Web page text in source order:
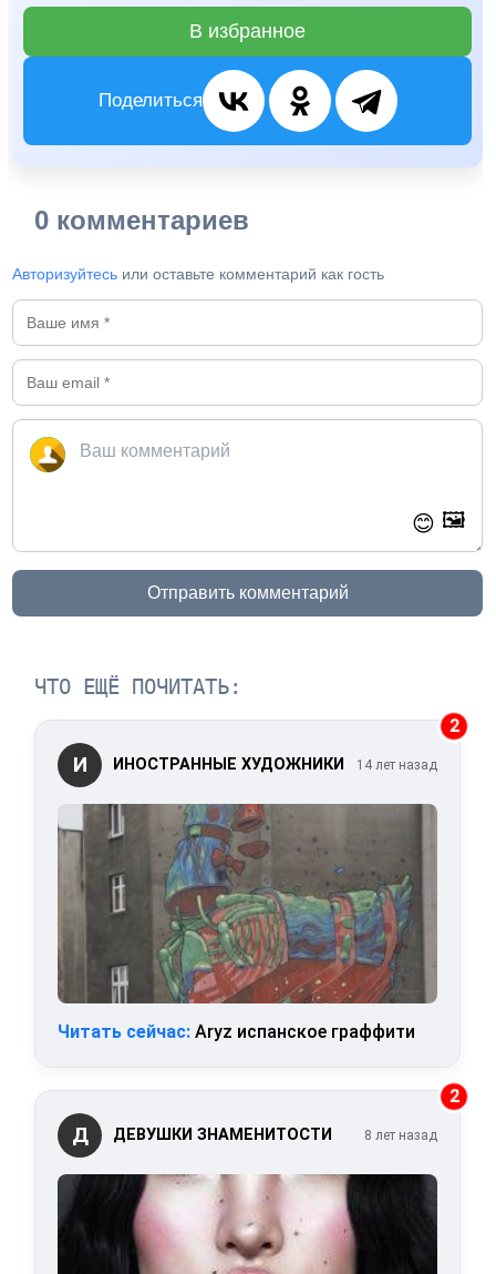
В избранное
Поделиться
0 комментариев
Авторизуйтесь или оставьте комментарий как гость
😊 🖼️
Отправить комментарий
ЧТО ЕЩЁ ПОЧИТАТЬ:
2
И ИНОСТРАННЫЕ ХУДОЖНИКИ 14 лет назад
Читать сейчас: Aryz испанское граффити
2
Д ДЕВУШКИ ЗНАМЕНИТОСТИ 8 лет назад